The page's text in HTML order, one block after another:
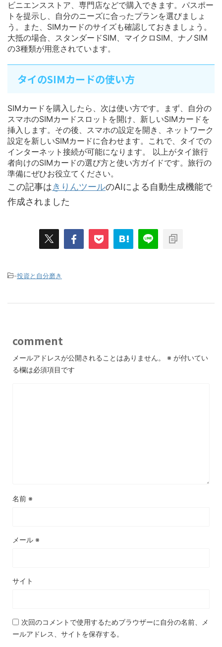
ビニエンスストア、専門店などで購入できます。パスポー
トを提示し、自分のニーズに合ったプランを選びましょ
う。また、SIMカードのサイズも確認しておきましょう。
大抵の場合、スタンダードSIM、マイクロSIM、ナノSIM
の3種類が用意されています。
タイのSIMカードの使い方
SIMカードを購入したら、次は使い方です。まず、自分の
スマホのSIMカードスロットを開け、新しいSIMカードを
挿入します。その後、スマホの設定を開き、ネットワーク
設定を新しいSIMカードに合わせます。これで、タイでの
インターネット接続が可能になります。 以上がタイ旅行
者向けのSIMカードの選び方と使い方ガイドです。旅行の
準備にぜひお役立てください。
この記事はきりんツールのAIによる自動生成機能で
作成されました
-投資と自分磨き
comment
メールアドレスが公開されることはありません。 ※ が付いてい
る欄は必須項目です
名前 ※
メール ※
サイト
次回のコメントで使用するためブラウザーに自分の名前、メ
ールアドレス、サイトを保存する。